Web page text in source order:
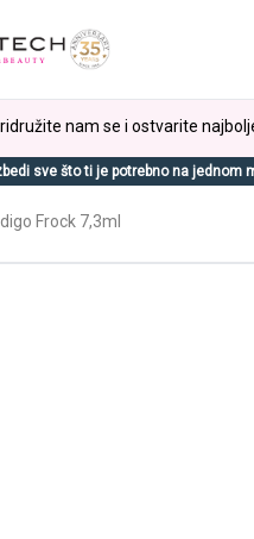
nam se i ostvarite
sve što ti je potrebno na jednom
Frock 7,3ml